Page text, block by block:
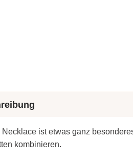
Necklace ist etwas ganz
kombinieren.